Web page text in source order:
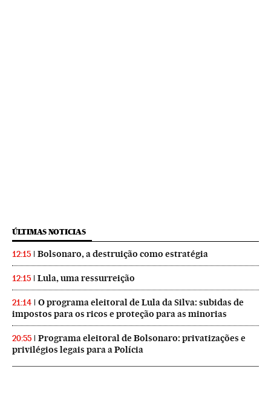
ÚLTIMAS NOTICIAS
12:15 Bolsonaro, a destruição como estratégia
12:15 Lula, uma ressurreição
21:14
O programa eleitoral de Lula da Silva: subidas de
impostos para os ricos e proteção para as minorias
20:55
Programa eleitoral de Bolsonaro: privatizações e
privilégios legais para a Polícia